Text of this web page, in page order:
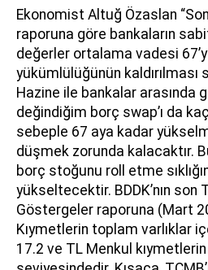
Ekonomist Altuğ Özaslan
raporuna göre bankaların
değerler ortalama vadesi
yükümlülüğünün
Hazine ile bankalar arasında
değindiğim borç swap’ı da
sebeple 67 aya kadar
düşmek zorunda kalacaktır.
borç stoğunu roll etme
yükseltecektir. BDDK’nın son
Göstergeler raporuna (Mart
Kıymetlerin toplam varlıklar
17.2 ve TL Menkul